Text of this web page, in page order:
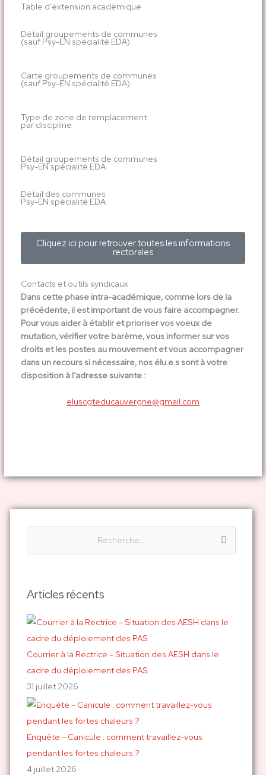
e
h
r
c
h
e
r
:
Articles récents
Courrier à la Rectrice – Situation des AESH dans le
cadre du déploiement des PAS
31 juillet 2026
Enquête – Canicule : comment travaillez-vous
pendant les fortes chaleurs ?
4 juillet 2026
Table d'extension académique
Détail groupements de communes
(sauf Psy-EN spécialité EDA)
Carte groupements de communes
(sauf Psy-EN spécialité EDA)
Type de zone de remplacement
par discipline
Détail groupements de communes
Psy-EN spécialité EDA
Détail des communes
Psy-EN spécialité EDA
Cliquez ici pour retrouver toutes les informations
rectorales
Contacts et outils syndicaux
Dans cette phase intra-académique, comme lors de la
précédente, il est important de vous faire accompagner.
Pour vous aider à établir et prioriser vos voeux de
mutation, vérifier votre barème, vous informer sur vos
droits et les postes au mouvement et vous accompagner
dans un recours si nécessaire, nos élu.e.s sont à votre
disposition à l’adresse suivante :
eluscgteducauvergne@gmail.com